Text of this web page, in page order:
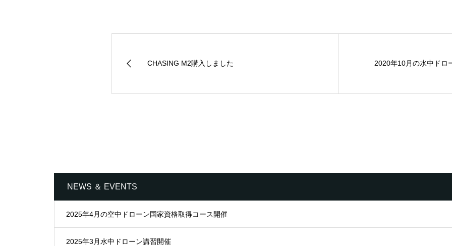
CHASING M2購入しました 2020年10月の水中ドロ
NEWS ＆ EVENTS
2025年4月の空中ドローン国家資格取得コース開催
2025年3月水中ドローン講習開催